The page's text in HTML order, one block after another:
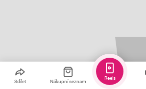
Sdílet Nákupní seznam
Reels